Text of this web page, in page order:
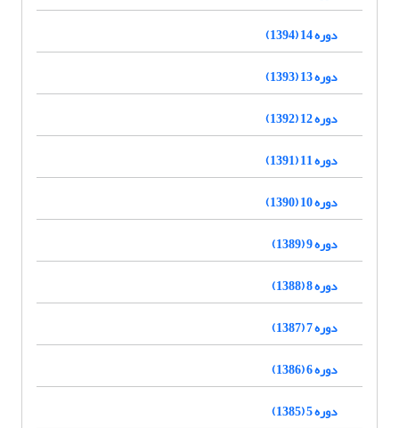
دوره 14 (1394)
دوره 13 (1393)
دوره 12 (1392)
دوره 11 (1391)
دوره 10 (1390)
دوره 9 (1389)
دوره 8 (1388)
دوره 7 (1387)
دوره 6 (1386)
دوره 5 (1385)